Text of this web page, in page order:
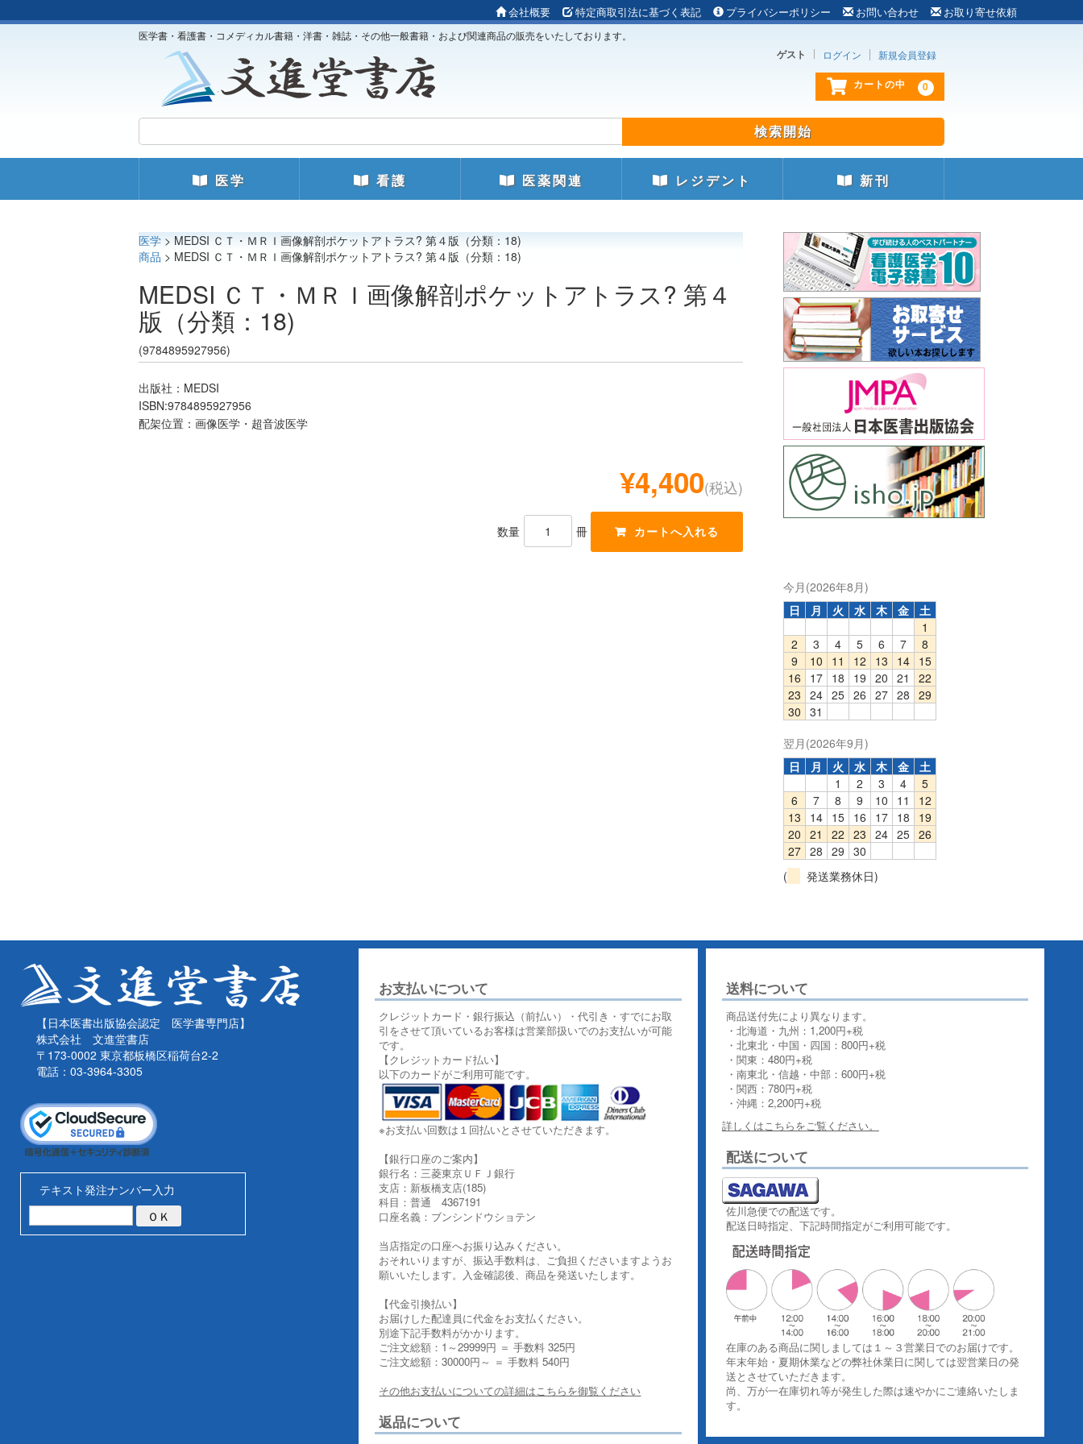
会社概要 特定商取引法に基づく表記 プライバシーポリシー お問い合わせ お取り寄せ依頼
医学書・看護書・コメディカル書籍・洋書・雑誌・その他一般書籍・および関連商品の販売をいたしております。
ゲスト ログイン 新規会員登録
カートの中 0
医学 看護 医薬関連 レジデント 新刊
医学 > MEDSI ＣＴ・ＭＲＩ画像解剖ポケットアトラス? 第４版（分類：18)
商品 > MEDSI ＣＴ・ＭＲＩ画像解剖ポケットアトラス? 第４版（分類：18)
MEDSI ＣＴ・ＭＲＩ画像解剖ポケットアトラス? 第４
版（分類：18)
(9784895927956)
出版社：MEDSI
ISBN:9784895927956
配架位置：画像医学・超音波医学
¥4,400(税込)
数量 冊
今月(2026年8月)
日
月 火 水 木 金
土
1
2
3 4 5 6 7
8
9
10 11 12 13 14 15
16
17 18 19 20 21
22
23 24 25 26 27 28 29
30 31
翌月(2026年9月)
日
月 火 水 木 金
土
1
2 3 4
5
6
7 8 9 10 11
12
13
14 15 16 17 18
19
20 21 22 23 24 25 26
27 28 29 30
(
発送業務休日)
【日本医書出版協会認定 医学書専門店】
株式会社 文進堂書店
〒173-0002 東京都板橋区稲荷台2-2
電話：03-3964-3305
テキスト発注ナンバー入力
お支払いについて
クレジットカード・銀行振込（前払い）・代引き・すでにお取
引をさせて頂いているお客様は営業部扱いでのお支払いが可能
です。
【クレジットカード払い】
以下のカードがご利用可能です。
※お支払い回数は１回払いとさせていただきます。
【銀行口座のご案内】
銀行名：三菱東京ＵＦＪ銀行
支店：新板橋支店(185)
科目：普通 4367191
口座名義：ブンシンドウショテン
当店指定の口座へお振り込みください。
おそれいりますが、振込手数料は、ご負担くださいますようお
願いいたします。入金確認後、商品を発送いたします。
【代金引換払い】
お届けした配達員に代金をお支払ください。
別途下記手数料がかかります。
ご注文総額：1～29999円 ＝ 手数料 325円
ご注文総額：30000円～ ＝ 手数料 540円
その他お支払いについての詳細はこちらを御覧ください
返品について
送料について
商品送付先により異なります。
・北海道・九州：1,200円+税
・北東北・中国・四国：800円+税
・関東：480円+税
・南東北・信越・中部：600円+税
・関西：780円+税
・沖縄：2,200円+税
詳しくはこちらをご覧ください。
配送について
佐川急便での配送です。
配送日時指定、下記時間指定がご利用可能です。
在庫のある商品に関しましては１～３営業日でのお届けです。
年末年始・夏期休業などの弊社休業日に関しては翌営業日の発
送とさせていただきます。
尚、万が一在庫切れ等が発生した際は速やかにご連絡いたしま
す。